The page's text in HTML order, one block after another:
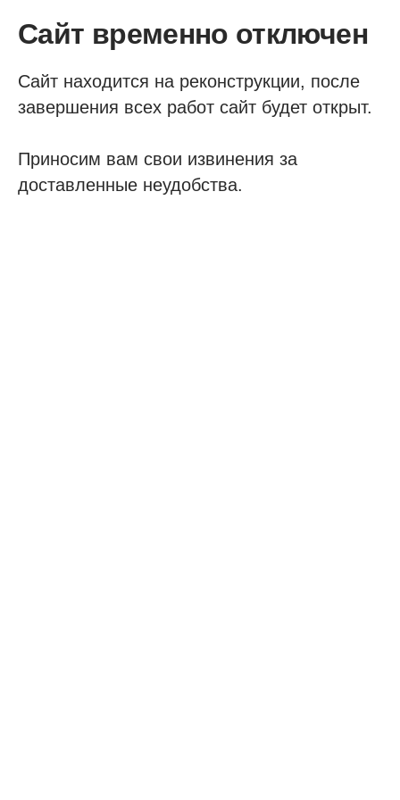
Сайт временно отключен
Сайт находится на реконструкции, после
завершения всех работ сайт будет открыт.
Приносим вам свои извинения за
доставленные неудобства.